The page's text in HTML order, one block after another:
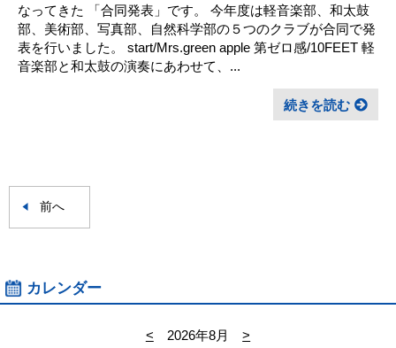
なってきた 「合同発表」です。 今年度は軽音楽部、和太鼓
部、美術部、写真部、自然科学部の５つのクラブが合同で発
表を行いました。 start/Mrs.green apple 第ゼロ感/10FEET 軽
音楽部と和太鼓の演奏にあわせて、...
続きを読む
前へ
カレンダー
< 2026年8月
>